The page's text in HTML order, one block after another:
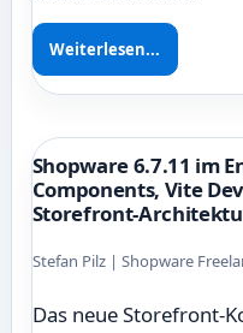
Weiterlesen...
Shopware 6.7.11 im
Components, Vite
Storefront-
Stefan Pilz | Shopware
Das neue Storefront-